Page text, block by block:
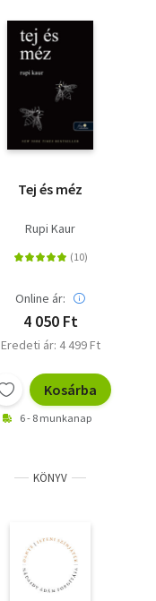
Tej és méz
Rupi Kaur
Online ár:
4 050 Ft
Eredeti ár: 4 499 Ft
Kosárba
6 - 8 munkanap
KÖNYV